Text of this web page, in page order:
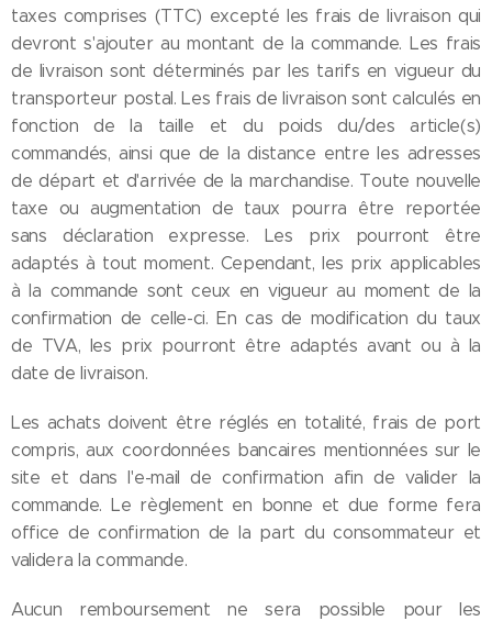
taxes comprises (TTC) excepté les frais de livraison qui
devront s'ajouter au montant de la commande. Les frais
de livraison sont déterminés par les tarifs en vigueur du
transporteur postal. Les frais de livraison sont calculés en
fonction de la taille et du poids du/des article(s)
commandés, ainsi que de la distance entre les adresses
de départ et d'arrivée de la marchandise. Toute nouvelle
taxe ou augmentation de taux pourra être reportée
sans déclaration expresse. Les prix pourront être
adaptés à tout moment. Cependant, les prix applicables
à la commande sont ceux en vigueur au moment de la
confirmation de celle-ci. En cas de modification du taux
de TVA, les prix pourront être adaptés avant ou à la
date de livraison.
Les achats doivent être réglés en totalité, frais de port
compris, aux coordonnées bancaires mentionnées sur le
site et dans l'e-mail de confirmation afin de valider la
commande. Le règlement en bonne et due forme fera
office de confirmation de la part du consommateur et
validera la commande.
Aucun remboursement ne sera possible pour les